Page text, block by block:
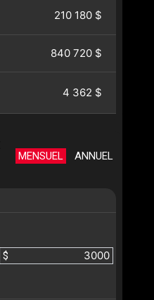
210 180 $
840 720 $
4 362 $
MENSUEL ANNUEL
$